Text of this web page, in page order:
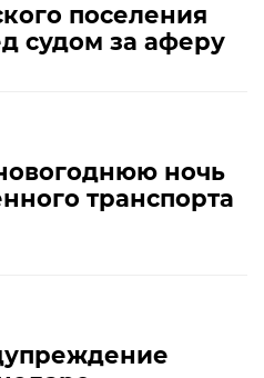
поселения
судом за аферу
ночь
транспорта